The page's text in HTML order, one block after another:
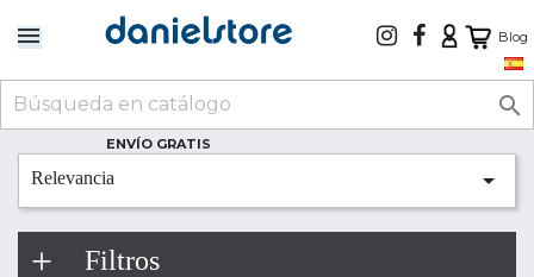
Blog

ENVÍO GRATIS
Relevancia 
Filtros